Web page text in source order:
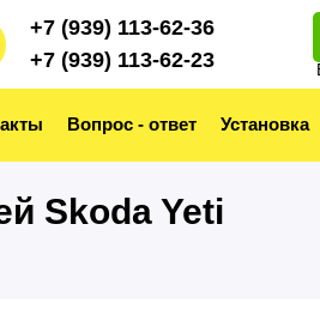
+7 (939) 113-62-36
+7 (939) 113-62-23
Вопрос - ответ Установка
Skoda Yeti